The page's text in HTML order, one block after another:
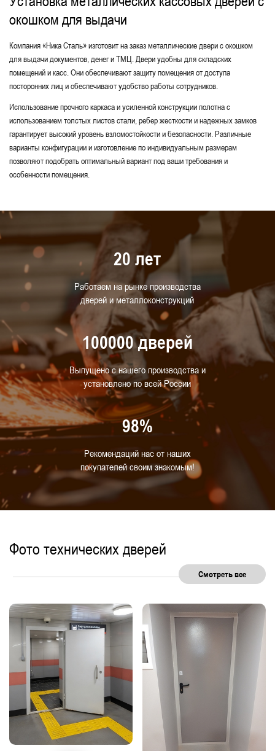
окошком для выдачи
Компания «Ника Сталь» изготовит на заказ металлические двери с окошком
для выдачи документов, денег и ТМЦ. Двери удобны для складских
помещений и касс. Они обеспечивают защиту помещения от доступа
посторонних лиц и обеспечивают удобство работы сотрудников.
Использование прочного каркаса и усиленной конструкции полотна с
использованием толстых листов стали, ребер жесткости и надежных замков
гарантирует высокий уровень взломостойкости и безопасности. Различные
варианты конфигурации и изготовление по индивидуальным размерам
позволяют подобрать оптимальный вариант под ваши требования и
особенности помещения.
20 лет
Работаем на рынке производства
дверей и металлоконструкций
100000 дверей
Выпущено с нашего производства и
установлено по всей России
98%
Рекомендаций нас от наших
покупателей своим знакомым!
Фото технических дверей
Смотреть все